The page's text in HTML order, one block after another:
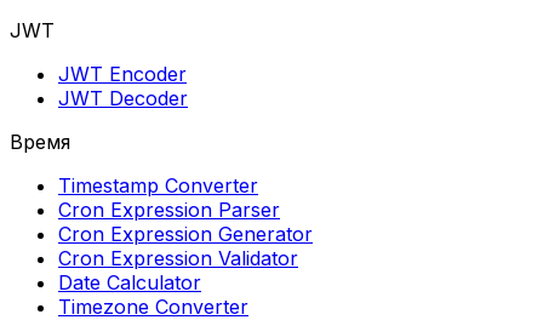
JWT
JWT Encoder
JWT Decoder
Время
Timestamp Converter
Cron Expression Parser
Cron Expression Generator
Cron Expression Validator
Date Calculator
Timezone Converter